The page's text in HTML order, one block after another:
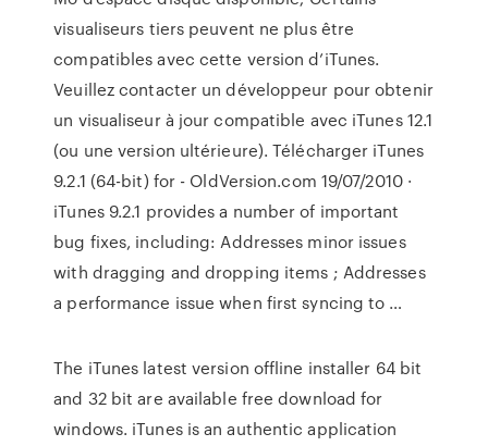
visualiseurs tiers peuvent ne plus être
compatibles avec cette version d’iTunes.
Veuillez contacter un développeur pour obtenir
un visualiseur à jour compatible avec iTunes 12.1
(ou une version ultérieure). Télécharger iTunes
9.2.1 (64-bit) for - OldVersion.com 19/07/2010 ·
iTunes 9.2.1 provides a number of important
bug fixes, including: Addresses minor issues
with dragging and dropping items ; Addresses
a performance issue when first syncing to …
The iTunes latest version offline installer 64 bit
and 32 bit are available free download for
windows. iTunes is an authentic application